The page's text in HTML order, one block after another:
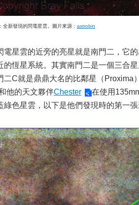
全新發現的閃電星雲。圖片來源： astrobin
電星雲的近旁的亮星就是南門二，它
的恆星系統。其實南門二是一個三合
二C就是鼎鼎大名的比鄰星（Proxima
他的天文夥伴Chester
在使用
綠色星雲，以下是他們發現時的第一張